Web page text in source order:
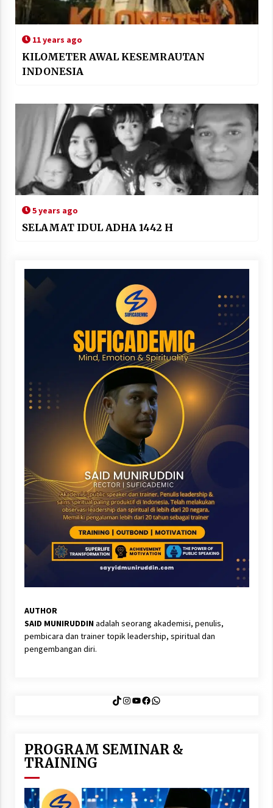
11 years ago
KILOMETER AWAL KESEMRAUTAN
INDONESIA
5 years ago
SELAMAT IDUL ADHA 1442 H
AUTHOR
SAID MUNIRUDDINadalah seorang akademisi, penulis,
pembicara dan trainer topik leadership, spiritual dan
pengembangan diri.
TikTok
Instagram
YouTube
Facebook
WhatsApp
PROGRAM SEMINAR &
TRAINING